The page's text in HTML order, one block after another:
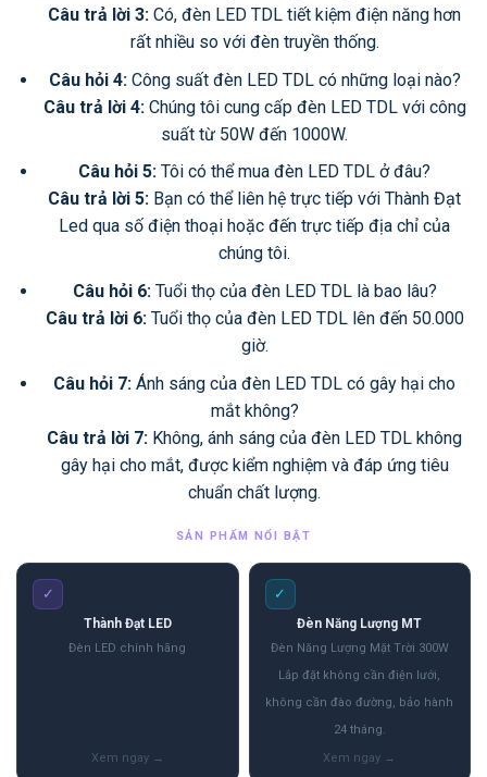
Câu trả lời 3: Có, đèn LED TDL tiết kiệm điện năng hơn
rất nhiều so với đèn truyền thống.
Câu hỏi 4:Công suất đèn LED TDL có những loại nào?
Câu trả lời 4:Chúng tôi cung cấp đèn LED TDL với công
suất từ 50W đến 1000W.
Câu hỏi 5: Tôi có thể mua đèn LED TDL ở đâu?
Câu trả lời 5: Bạn có thể liên hệ trực tiếp với Thành Đạt
Led qua số điện thoại hoặc đến trực tiếp địa chỉ của
chúng tôi.
Câu hỏi 6:Tuổi thọ của đèn LED TDL là bao lâu?
Câu trả lời 6:Tuổi thọ của đèn LED TDL lên đến 50.000
giờ.
Câu hỏi 7: Ánh sáng của đèn LED TDL có gây hại cho
mắt không?
Câu trả lời 7: Không, ánh sáng của đèn LED TDL không
gây hại cho mắt, được kiểm nghiệm và đáp ứng tiêu
chuẩn chất lượng.
SẢN PHẨM NỔI BẬT
✓
Thành Đạt LED
Đèn LED chính hãng
✓
Đèn Năng Lượng MT
Đèn Năng Lượng Mặt Trời 300W
Lắp đặt không cần điện lưới,
không cần đào đường, bảo hành
24 tháng.